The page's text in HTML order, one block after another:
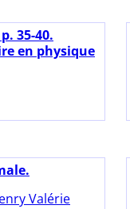
35-40.
en physique
Valérie